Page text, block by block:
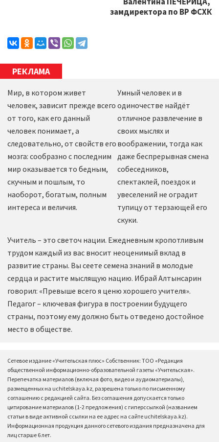
замдиректора по ВР ФСХК
РЕКЛАМА
Мир, в котором живет
человек, зависит прежде всего
от того, как его данный
человек понимает, а
следовательно, от свойств его
мозга: сообразно с последним
мир оказывается то бедным,
скучным и пошлым, то
наоборот, богатым, полным
интереса и величия.
Умный человек и в
одиночестве найдёт
отличное развлечение в
своих мыслях и
воображении, тогда как
даже беспрерывная смена
собеседников,
спектаклей, поездок и
увеселений не оградит
тупицу от терзающей его
скуки.
Учитель – это светоч нации. Ежедневным кропотливым
трудом каждый из вас вносит неоценимый вклад в
развитие страны. Вы сеете семена знаний в молодые
сердца и растите мыслящую нацию. Ибрай Алтынсарин
говорил: «Превыше всего я ценю хорошего учителя».
Педагог – ключевая фигура в построении будущего
страны, поэтому ему должно быть отведено достойное
место в обществе.
Сетевое издание «Учительская плюс» Собственник: ТОО «Редакция
общественной информационно-образовательной газеты «Учительская».
Перепечатка материалов (включая фото, видео и аудиоматериалы),
размещенных на uchitelskaya.kz, разрешена только по письменному
соглашению с редакцией сайта. Без соглашения допускается только
цитирование материалов (1-2 предложения) с гиперссылкой (названием
статьи в виде активной ссылки на ее адрес на сайте uchitelskaya.kz).
Информационная продукция данного сетевого издания предназначена для
лиц старше 6 лет.